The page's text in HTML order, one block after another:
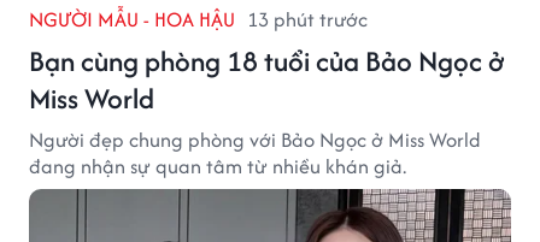
NGƯỜI MẪU - HOA HẬU 13 phút trước
Bạn cùng phòng 18 tuổi của Bảo Ngọc ở
Miss World
Người đẹp chung phòng với Bảo Ngọc ở Miss World
đang nhận sự quan tâm từ nhiều khán giả.